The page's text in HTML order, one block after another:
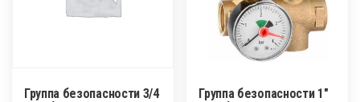
Группа безопасности 3/4
Группа безопасности 1″